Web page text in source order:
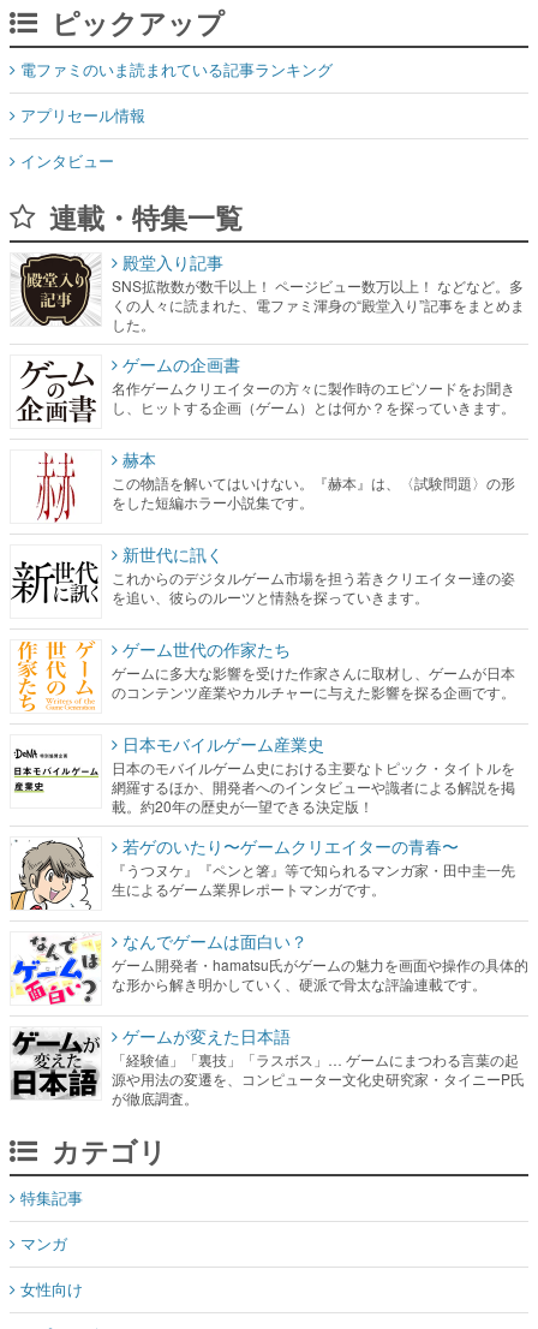
ピックアップ
電ファミのいま読まれている記事ランキング
アプリセール情報
インタビュー
連載・特集一覧
殿堂入り記事
SNS拡散数が数千以上！ ページビュー数万以上！ などなど。多
くの人々に読まれた、電ファミ渾身の“殿堂入り”記事をまとめま
した。
ゲームの企画書
名作ゲームクリエイターの方々に製作時のエピソードをお聞き
し、ヒットする企画（ゲーム）とは何か？を探っていきます。
赫本
この物語を解いてはいけない。『赫本』は、〈試験問題〉の形
をした短編ホラー小説集です。
新世代に訊く
これからのデジタルゲーム市場を担う若きクリエイター達の姿
を追い、彼らのルーツと情熱を探っていきます。
ゲーム世代の作家たち
ゲームに多大な影響を受けた作家さんに取材し、ゲームが日本
のコンテンツ産業やカルチャーに与えた影響を探る企画です。
日本モバイルゲーム産業史
日本のモバイルゲーム史における主要なトピック・タイトルを
網羅するほか、開発者へのインタビューや識者による解説を掲
載。約20年の歴史が一望できる決定版！
若ゲのいたり〜ゲームクリエイターの青春〜
『うつヌケ』『ペンと箸』等で知られるマンガ家・田中圭一先
生によるゲーム業界レポートマンガです。
なんでゲームは面白い？
ゲーム開発者・hamatsu氏がゲームの魅力を画面や操作の具体的
な形から解き明かしていく、硬派で骨太な評論連載です。
ゲームが変えた日本語
「経験値」「裏技」「ラスボス」… ゲームにまつわる言葉の起
源や用法の変遷を、コンピューター文化史研究家・タイニーP氏
が徹底調査。
カテゴリ
特集記事
マンガ
女性向け